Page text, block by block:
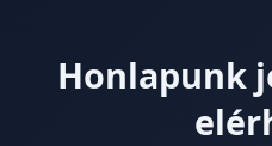
Honlapunk